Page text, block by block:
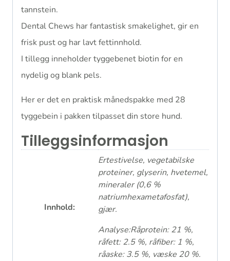
tannstein.
Dental Chews har fantastisk smakelighet, gir en
frisk pust og har lavt fettinnhold.
I tillegg inneholder tyggebenet biotin for en
nydelig og blank pels.
Her er det en praktisk månedspakke med 28
tyggebein i pakken tilpasset din store hund.
Tilleggsinformasjon
Innhold:
Ertestivelse, vegetabilske
proteiner, glyserin, hvetemel,
mineraler (0,6 %
natriumhexametafosfat),
gjær.
Analyse:Råprotein: 21 %,
råfett: 2.5 %, råfiber: 1 %,
råaske: 3.5 %, væske 20 %.